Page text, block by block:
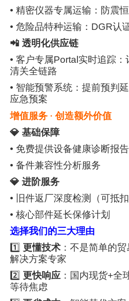
• 精密仪器专属运输：防震
• 危险品特种运输：DGR认
📲 透明化供应链
• 客户专属Portal实时追踪
清关全链路
• 智能预警系统：提前预判
应急预案
增值服务 · 创造额外价值
💎 基础保障
• 免费提供设备健康诊断报告
• 备件兼容性分析服务
💎 进阶服务
• 旧件返厂深度检测（可抵扣
• 核心部件延长保修计划
选择我们的三大理由
1️⃣ 更懂技术 ：不是简单的
解决方案专家
2️⃣ 更快响应 ：国内现货+全
等待焦虑